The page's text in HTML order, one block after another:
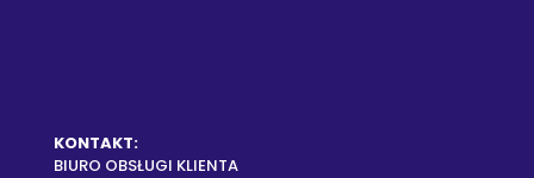
KONTAKT:
BIURO OBSŁUGI KLIENTA